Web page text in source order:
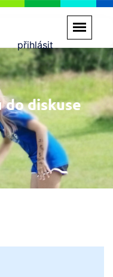
přihlásit
diskuse